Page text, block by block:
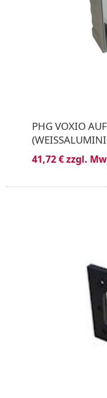
PHG VOXIO
41,72 € zzgl.